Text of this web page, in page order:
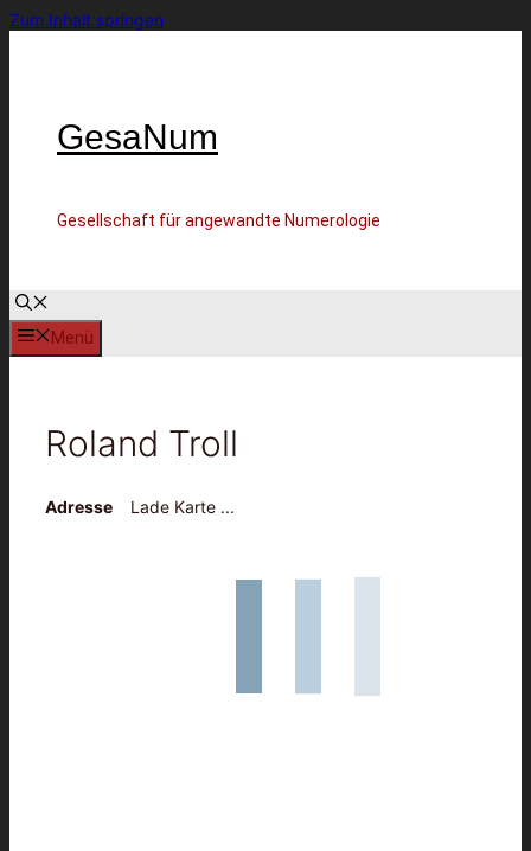
Zum Inhalt springen
GesaNum
Gesellschaft für angewandte Numerologie
Menü
Roland Troll
Lade Karte ...
Adresse